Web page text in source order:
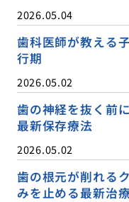
2026.05.04
歯科医師が教える
行期
2026.05.02
歯の神経を抜く前
最新保存療法
2026.05.02
歯の根元が削れる
みを止める最新治